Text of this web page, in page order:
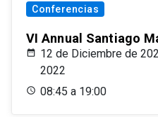
Conferencias
VI Annual Santiago
12 de Diciembre de
2022
08:45 a 19:00